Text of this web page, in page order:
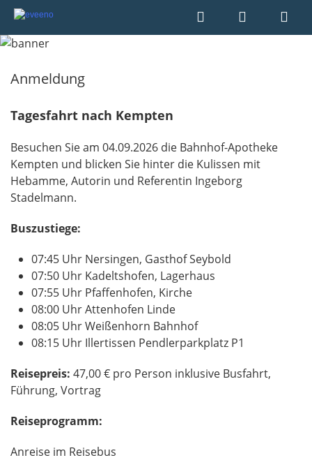
Anmeldung
Tagesfahrt nach Kempten
Besuchen Sie am 04.09.2026 die Bahnhof-Apotheke
Kempten und blicken Sie hinter die Kulissen mit
Hebamme, Autorin und Referentin Ingeborg
Stadelmann.
Buszustiege:
07:45 Uhr Nersingen, Gasthof Seybold
07:50 Uhr Kadeltshofen, Lagerhaus
07:55 Uhr Pfaffenhofen, Kirche
08:00 Uhr Attenhofen Linde
08:05 Uhr Weißenhorn Bahnhof
08:15 Uhr Illertissen Pendlerparkplatz P1
Reisepreis: 47,00 € pro Person inklusive Busfahrt,
Führung, Vortrag
Reiseprogramm:
Anreise im Reisebus